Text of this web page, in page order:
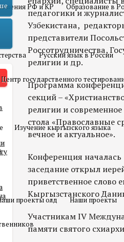
РФ и КР Образование в
Русский язык в России
Центр государственного
Изучение кыргызского языка
проекты олд Наши проекты
педагогики и
Узбекистана,
представители
Россотрудничества,
религии и др.
Программа
секций –
религии и
стола «Православные
вечное и актуальное».
Конференция
заседание открыл
приветственное слово
Кыргызстанского
Участникам IV
памяти святого